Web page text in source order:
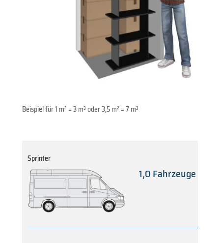
Beispiel für 1 m² = 3 m³ oder 3,5 m² = 7 m³
Sprinter
1,0 Fahrzeuge